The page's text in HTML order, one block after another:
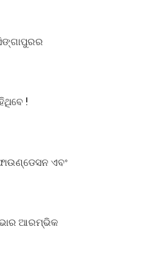
ସିଙ୍ଗାପୁରର
!
ଏବଂ
ଭାର ଆରମ୍ଭିକ